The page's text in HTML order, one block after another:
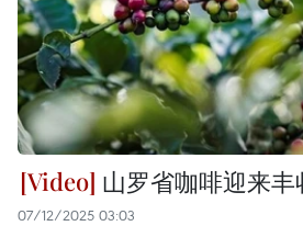
山罗省咖啡迎来丰
07/12/2025 03:03